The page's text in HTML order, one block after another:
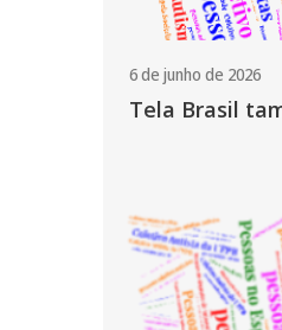
6 de junho de 2026
Tela Brasil